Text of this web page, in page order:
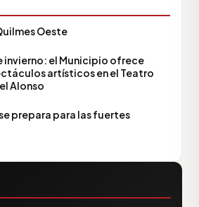
Oeste
invierno: el Municipio ofrece
artísticos en el Teatro
Alonso
prepara para las fuertes